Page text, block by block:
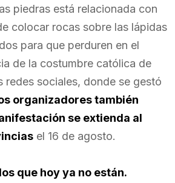
piedras está relacionada con
colocar rocas sobre las lápidas
para que perduren en el
de la costumbre católica de
redes sociales, donde se gestó
organizadores también
se extienda al
el 16 de agosto.
que hoy ya no están.